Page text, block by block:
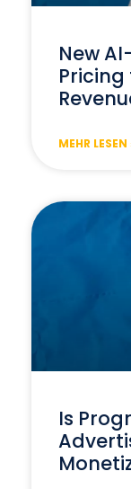
New
Pricing
MEHR LESEN
Is